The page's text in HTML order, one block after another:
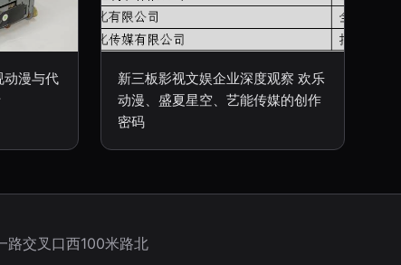
动漫与代
新三板影视文娱企业深度观察 欢乐
动漫、盛夏星空、艺能传媒的创作
密码
路交叉口西100米路北